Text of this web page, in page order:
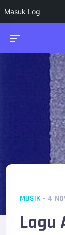
Masuk Log
MUSIK - 4
Lagu